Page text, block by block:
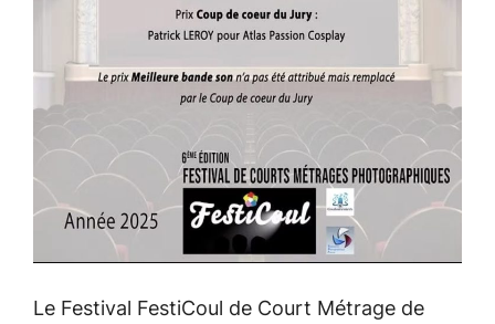
Le Festival FestiCoul de Court Métrage de